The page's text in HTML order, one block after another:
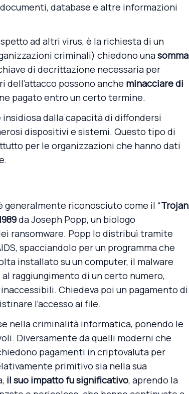
database e altre informazioni
ad altri virus, è la richiesta di un
criminali) chiedono unasomma
di decrittazione necessaria per
dell’attacco possono anche minacciare di
pagato entro un certo termine.
dalla capacità di diffondersi
dispositivi e sistemi. Questo tipo di
per le organizzazioni che hanno dati
generalmente riconosciuto come il “Trojan
da Joseph Popp, un biologo
ransomware. Popp lo distribuì tramite
spacciandolo per un programma che
installato su un computer, il malware
raggiungimento di un certo numero,
Chiedeva poi un pagamento di
l’accesso ai file.
nella criminalità informatica, ponendo le
Diversamente da quelli moderni che
pagamenti in criptovaluta per
primitivo sia nella sua
il suo impatto fu significativo, aprendo la